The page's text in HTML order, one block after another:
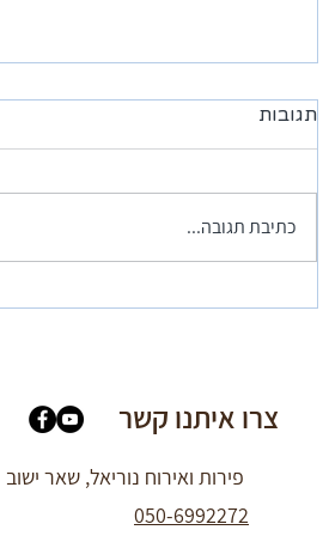
תגובות
כתיבת תגובה...
צרו איתנו קשר
פירות ואירוח נוריאל, שאר ישוב
050-6992272